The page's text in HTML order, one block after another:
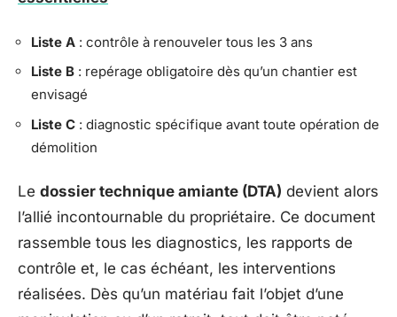
Liste A : contrôle à renouveler tous les 3 ans
Liste B : repérage obligatoire dès qu’un chantier est
envisagé
Liste C : diagnostic spécifique avant toute opération de
démolition
Le dossier technique amiante (DTA) devient alors
l’allié incontournable du propriétaire. Ce document
rassemble tous les diagnostics, les rapports de
contrôle et, le cas échéant, les interventions
réalisées. Dès qu’un matériau fait l’objet d’une